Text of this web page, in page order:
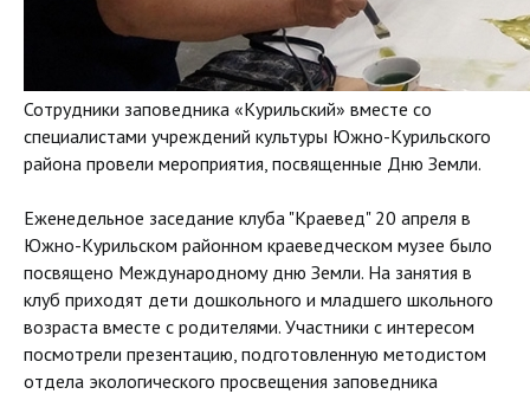
Сотрудники заповедника «Курильский» вместе со
специалистами учреждений культуры Южно-Курильского
района провели мероприятия, посвященные Дню Земли.
Еженедельное заседание клуба "Краевед" 20 апреля в
Южно-Курильском районном краеведческом музее было
посвящено Международному дню Земли. На занятия в
клуб приходят дети дошкольного и младшего школьного
возраста вместе с родителями. Участники с интересом
посмотрели презентацию, подготовленную методистом
отдела экологического просвещения заповедника